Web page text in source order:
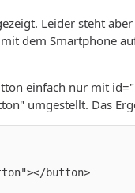
Leider steht
dem Smartphone
einfach nur mit
umgestellt. Das